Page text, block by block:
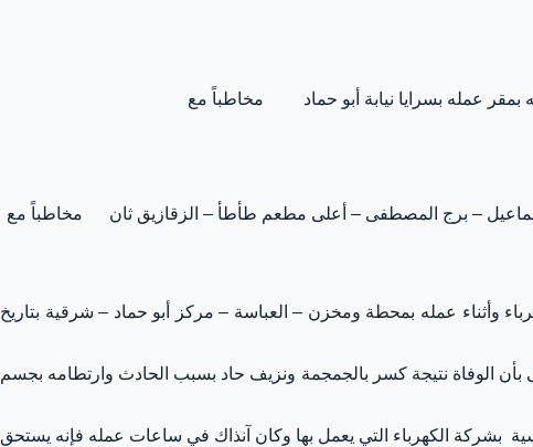
عمله بسرايا نيابة أبو حماد مخاطباً مع
إسماعيل – برج المصطفى – أعلى مطعم طأطأ – الزقازيق ثان مخاطباً مع
وأثناء عمله بمحطة ومخزن – العباسة – مركز أبو حماد – شرقية بتاريخ
وتذكرة دخول المستشفى بأن الوفاة نتيجة كسر بالجمجمة ونزيف حاد بسبب الحادث وارتطامه بجسم
بشركة الكهرباء التي يعمل بها وكان آنذاك في ساعات عمله فإنه يستحق